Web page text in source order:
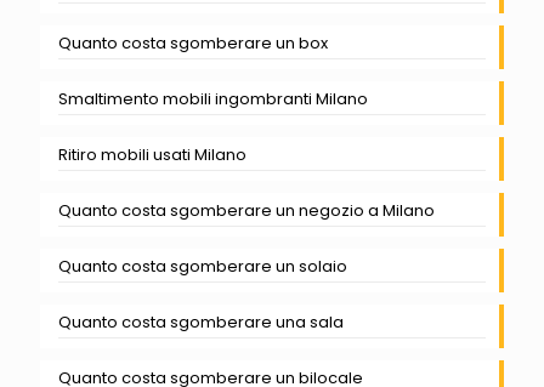
Quanto costa sgomberare un box
Smaltimento mobili ingombranti Milano
Ritiro mobili usati Milano
Quanto costa sgomberare un negozio a Milano
Quanto costa sgomberare un solaio
Quanto costa sgomberare una sala
Quanto costa sgomberare un bilocale